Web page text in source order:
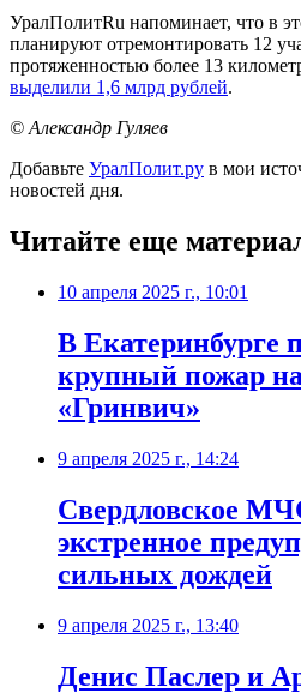
УралПолитRu напоминает, что в
планируют отремонтировать 12
протяженностью более 13
выделили 1,6 млрд рублей.
© Александр Гуляев
Добавьте УралПолит.ру в мои
новостей дня.
Читайте еще
10 апреля 2025 г., 10:01
В Екатеринбурге
крупный пожар
«Гринвич»
9 апреля 2025 г., 14:24
Свердловское
экстренное
сильных дождей
9 апреля 2025 г., 13:40
Денис Паслер и